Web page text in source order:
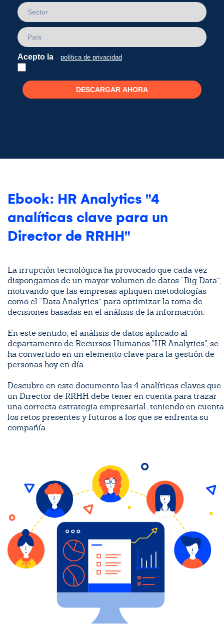
Acepto la política de privacidad
DESCARGAR AHORA
Ebook: HR Analytics "4
analíticas clave para un
Director de RRHH"
La irrupción tecnológica ha provocado que cada vez
dispongamos de un mayor volumen de datos “Big Data”,
motivando que las empresas apliquen metodologías
como el “Data Analytics” para optimizar la toma de
decisiones basadas en el análisis de la información.
En este sentido, el análisis de datos aplicado al
departamento de Recursos Humanos "HR Analytics", se
ha convertido en un elemento clave para la gestión de
personas hoy en día.
Descubre en este documento las 4 analíticas claves que
un Director de RRHH debe tener en cuenta para trazar
una correcta estrategia empresarial, teniendo en cuenta
los retos presentes y futuros a los que se enfrenta su
compañía.